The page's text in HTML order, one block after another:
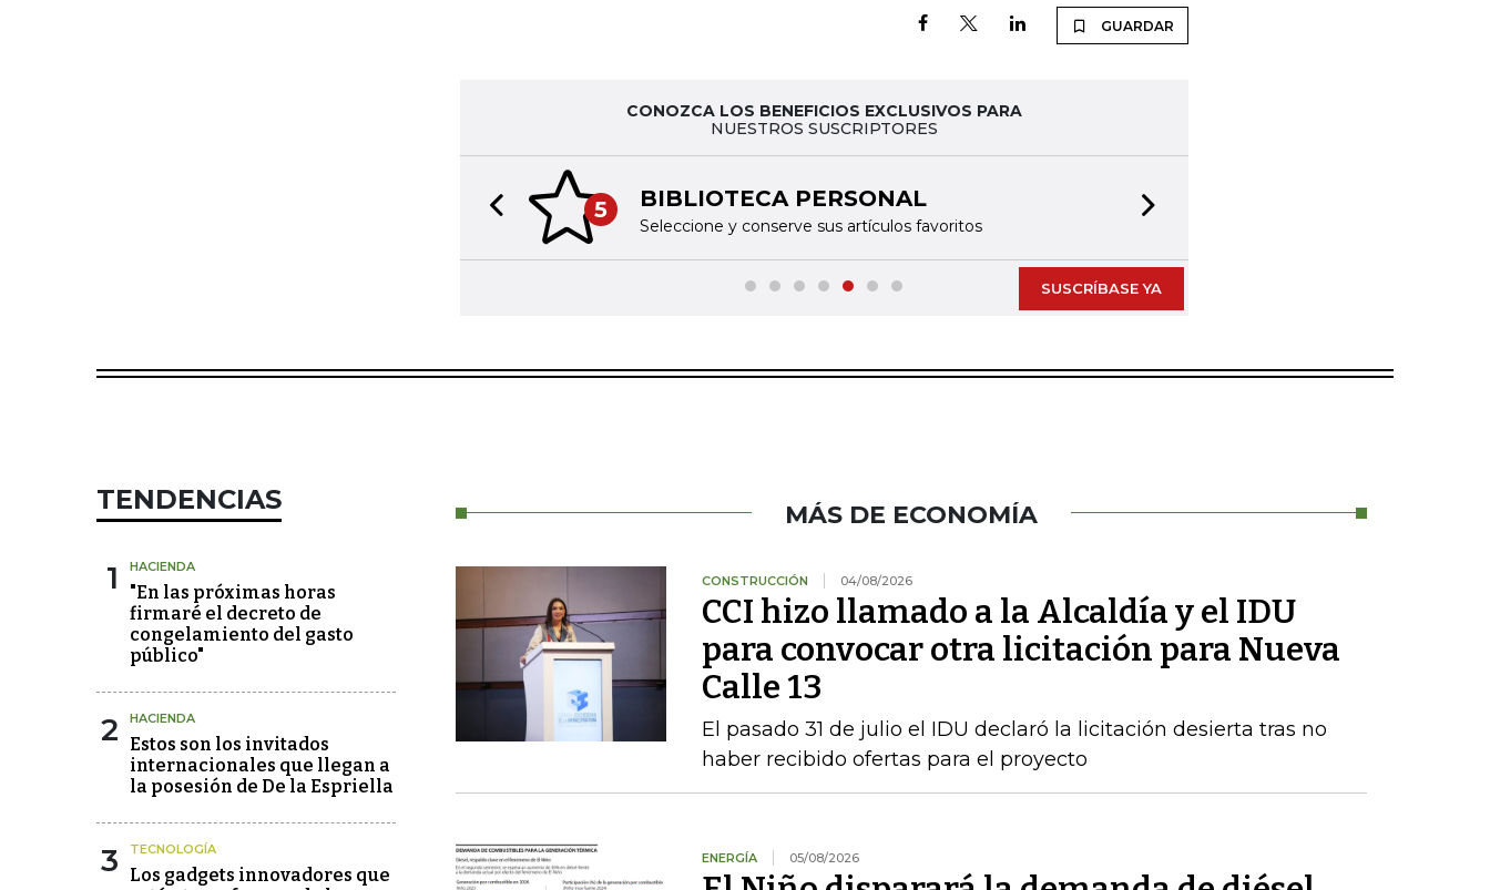
GUARDAR
CONOZCA LOS BENEFICIOS EXCLUSIVOS PARA
NUESTROS SUSCRIPTORES
5 BIBLIOTECA PERSONAL
Seleccione y conserve sus artículos favoritos
Previous slide
SUSCRÍBASE YA
TENDENCIAS
1 HACIENDA
"En las próximas horas
firmaré el decreto de
congelamiento del gasto
público"
2 HACIENDA
Estos son los invitados
internacionales que llegan a
la posesión de De la Espriella
3 TECNOLOGÍA
Los gadgets innovadores que
MÁS DE ECONOMÍA
CONSTRUCCIÓN 04/08/2026
CCI hizo llamado a la Alcaldía y el IDU
para convocar otra licitación para Nueva
Calle 13
El pasado 31 de julio el IDU declaró la licitación desierta tras no
haber recibido ofertas para el proyecto
ENERGÍA 05/08/2026